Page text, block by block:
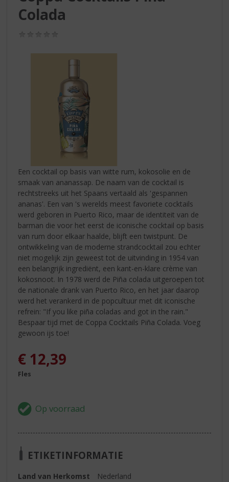
Colada
Een cocktail op basis van witte rum, kokosolie en de
smaak van ananassap. De naam van de cocktail is
rechtstreeks uit het Spaans vertaald als 'gespannen
ananas'. Een van 's werelds meest favoriete cocktails
werd geboren in Puerto Rico, maar de identiteit van de
barman die voor het eerst de iconische cocktail op basis
van rum door elkaar haalde, blijft een twistpunt. De
ontwikkeling van de moderne strandcocktail zou echter
niet mogelijk zijn geweest tot de uitvinding in 1954 van
een belangrijk ingrediënt, een kant-en-klare crème van
kokosnoot. In 1978 werd de Piña colada uitgeroepen tot
de nationale drank van Puerto Rico, en het jaar daarop
werd het verankerd in de popcultuur met dit iconische
refrein: "If you like piña coladas and got in the rain."
Bespaar tijd met de Coppa Cocktails Piña Colada. Voeg
gewoon ijs toe!
€ 12,39
Fles
ETIKETINFORMATIE
Land van Herkomst
Nederland